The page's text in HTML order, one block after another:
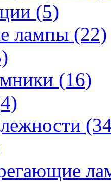
(5)
лампы (22)
(16)